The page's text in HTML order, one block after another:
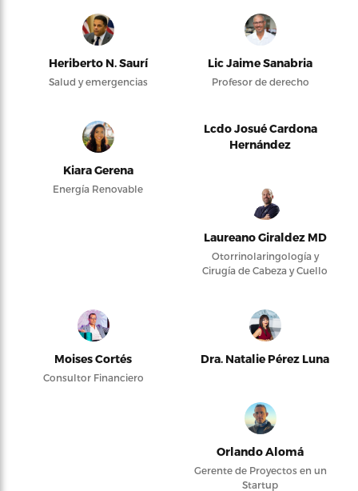
Heriberto N. Saurí
Salud y emergencias
Lic Jaime Sanabria
Profesor de derecho
Kiara Gerena
Energía Renovable
Lcdo Josué Cardona
Hernández
Laureano Giraldez MD
Otorrinolaringología y
Cirugía de Cabeza y Cuello
Moises Cortés
Consultor Financiero
Dra. Natalie Pérez Luna
Orlando Alomá
Gerente de Proyectos en un
Startup